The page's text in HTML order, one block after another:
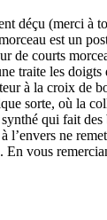
déçu (merci à
est un
de courts
traite les
à la croix de
sorte, où la
qui fait des
l’envers ne
En vous